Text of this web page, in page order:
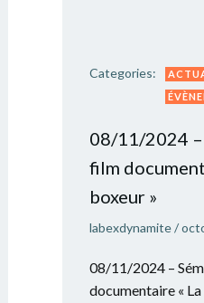
Categories:
08/11/2024
film
boxeur »
labexdynamite/
08/11/2024 –
documentaire «